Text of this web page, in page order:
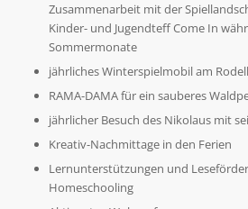
Zusammenarbeit mit der
Kinder- und Jugendteff Come In
Sommermonate
jährliches Winterspielmobil am
RAMA-DAMA für ein sauberes
jährlicher Besuch des Nikolaus mit
Kreativ-Nachmittage in den Ferien
Lernunterstützungen und
Homeschooling